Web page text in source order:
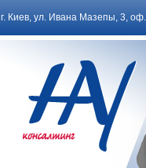
г. Киев, ул. Ивана Мазепы, 3,